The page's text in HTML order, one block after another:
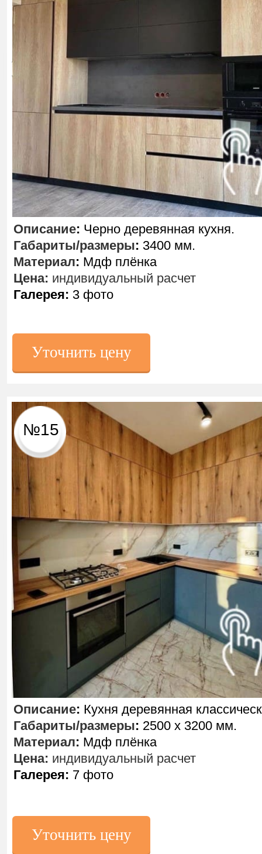
Уточнить цену
Уточнить цену
Описание: Кухня деревянная
Габариты/размеры: 2500 х 3200 мм.
Материал: Мдф плёнка
Цена: индивидуальный расчет
Галерея: 7 фото
Описание: Черно деревянная кухня.
Габариты/размеры: 3400 мм.
Материал: Мдф плёнка
Цена: индивидуальный расчет
Галерея: 3 фото
№15